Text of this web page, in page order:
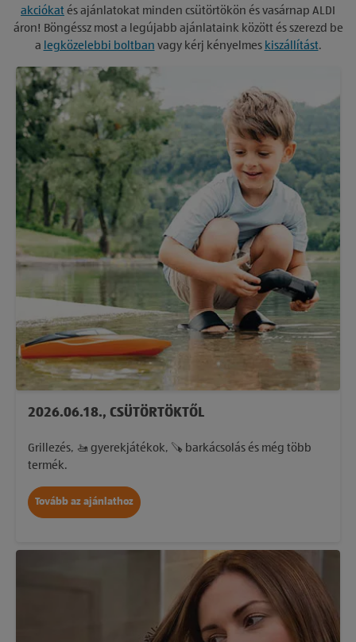
akciókat és ajánlatokat minden csütörtökön és vasárnap ALDI
áron! Böngéssz most a legújabb ajánlataink között és szerezd be
a legközelebbi boltban vagy kérj kényelmes kiszállítást.
2026.06.18., CSÜTÖRTÖKTŐL
Grillezés, 🚤 gyerekjátékok, 🪚 barkácsolás és még több
termék.
Tovább az ajánlathoz